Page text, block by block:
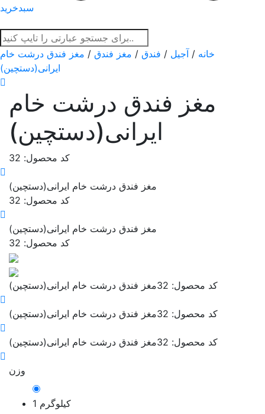
سبدخرید
خانه / آجیل / فندق / مغز فندق / مغز فندق درشت خام
ایرانی(دستچین)
مغز فندق درشت خام
ایرانی(دستچین)
کد محصول: 32
مغز فندق درشت خام ایرانی(دستچین)
کد محصول: 32
مغز فندق درشت خام ایرانی(دستچین)
کد محصول: 32
مغز فندق درشت خام ایرانی(دستچین) کد محصول: 32
مغز فندق درشت خام ایرانی(دستچین) کد محصول: 32
مغز فندق درشت خام ایرانی(دستچین) کد محصول: 32
وزن
1 کیلوگرم